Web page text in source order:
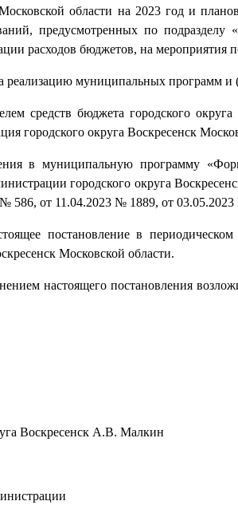
области на 2023 год и
предусмотренных по подразделу
расходов бюджетов, на мероприятия
реализацию муниципальных программ
средств бюджета городского
городского округа Воскресенск
в муниципальную программу
городского округа
586, от 11.04.2023 № 1889, от
постановление в
Московской области.
настоящего постановления
Воскресенск А.В. Малкин